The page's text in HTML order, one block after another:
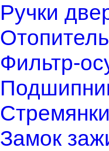
Ручки
Фильтр-
Замок